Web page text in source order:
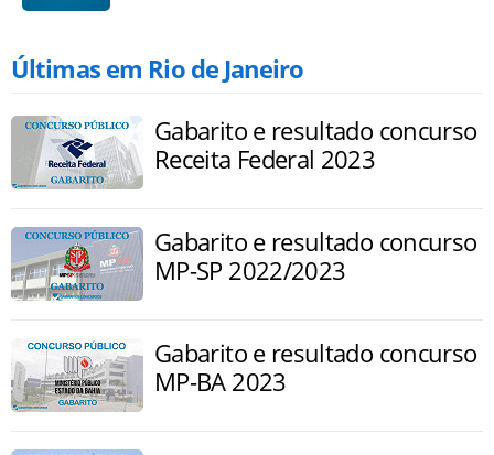
Últimas em Rio de Janeiro
Gabarito e resultado concurso
Receita Federal 2023
Gabarito e resultado concurso
MP-SP 2022/2023
Gabarito e resultado concurso
MP-BA 2023